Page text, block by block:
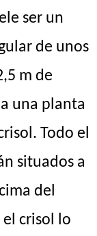
ser un
de unos
m de
una planta
Todo el
situados a
del
crisol lo